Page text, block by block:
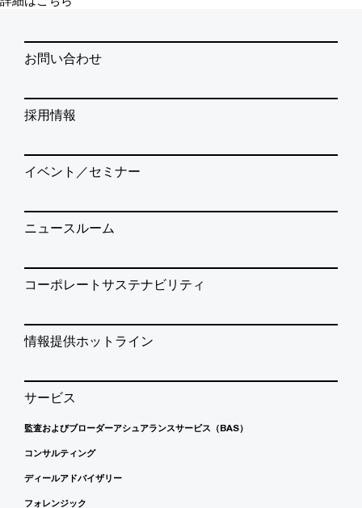
お問い合わせ
採用情報
イベント／セミナー
ニュースルーム
コーポレートサステナビリティ
情報提供ホットライン
サービス
監査およびブローダーアシュアランスサービス（BAS）
コンサルティング
ディールアドバイザリー
フォレンジック